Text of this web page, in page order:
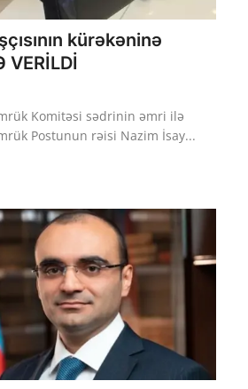
kürəkəninə
Komitəsi sədrinin əmri ilə
Postunun rəisi Nazim İsay...